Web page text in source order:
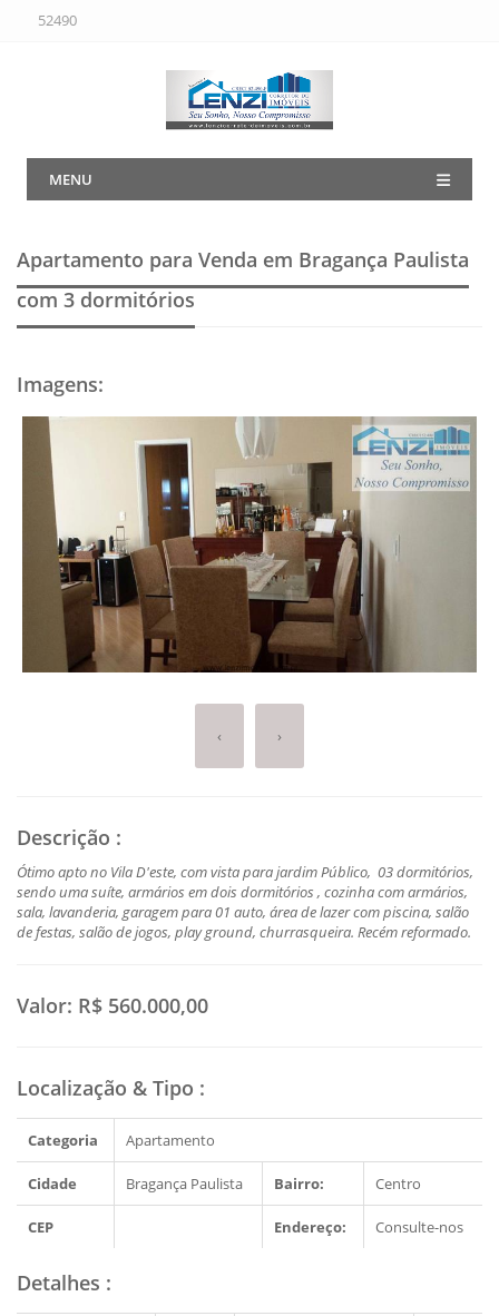
52490
MENU
Apartamento para Venda em Bragança Paulista
com 3 dormitórios
Imagens:
‹ ›
Descrição :
Ótimo apto no Vila D'este, com vista para jardim Público, 03 dormitórios,
sendo uma suíte, armários em dois dormitórios , cozinha com armários,
sala, lavanderia, garagem para 01 auto, área de lazer com piscina, salão
de festas, salão de jogos, play ground, churrasqueira. Recém reformado.
Valor: R$ 560.000,00
Localização & Tipo :
Categoria Apartamento
Cidade Bragança Paulista Bairro: Centro
CEP Endereço: Consulte-nos
Detalhes :